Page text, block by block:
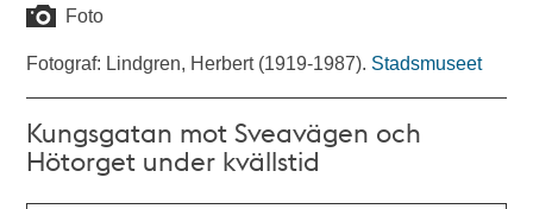
Foto
Fotograf: Lindgren, Herbert (1919-1987). Stadsmuseet
Kungsgatan mot Sveavägen och
Hötorget under kvällstid